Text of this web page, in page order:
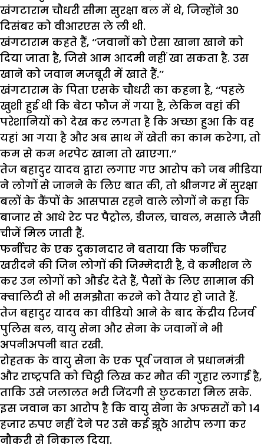
खंगटाराम चौधरी सीमा सुरक्षा बल में थे, जिन्होंने 30
दिसंबर को वीआरएस ले ली थी.
खंगटाराम कहते हैं, ‘‘जवानों को ऐसा खाना खाने को
दिया जाता है, जिसे आम आदमी नहीं खा सकता है. उस
खाने को जवान मजबूरी में खाते हैं.’’
खंगटाराम के पिता एसके चौधरी का कहना है, ‘‘पहले
खुशी हुई थी कि बेटा फौज में गया है, लेकिन वहां की
परेशानियों को देख कर लगता है कि अच्छा हुआ कि वह
यहां आ गया है और अब साथ में खेती का काम करेगा, तो
कम से कम भरपेट खाना तो खाएगा.’’
तेज बहादुर यादव द्वारा लगाए गए आरोप को जब मीडिया
ने लोगों से जानने के लिए बात की, तो श्रीनगर में सुरक्षा
बलों के कैंपों के आसपास रहने वाले लोगों ने कहा कि
बाजार से आधे रेट पर पैट्रोल, डीजल, चावल, मसाले जैसी
चीजें मिल जाती हैं.
फर्नीचर के एक दुकानदार ने बताया कि फर्नीचर
खरीदने की जिन लोगों की जिम्मेदारी है, वे कमीशन ले
कर उन लोगों को और्डर देते हैं, पैसों के लिए सामान की
क्वालिटी से भी समझौता करने को तैयार हो जाते हैं.
तेज बहादुर यादव का वीडियो आने के बाद केंद्रीय रिजर्व
पुलिस बल, वायु सेना और सेना के जवानों ने भी
अपनीअपनी बात रखी.
रोहतक के वायु सेना के एक पूर्व जवान ने प्रधानमंत्री
और राष्ट्रपति को चिट्ठी लिख कर मौत की गुहार लगाई है,
ताकि उसे जलालत भरी जिंदगी से छुटकारा मिल सके.
इस जवान का आरोप है कि वायु सेना के अफसरों को 14
हजार रुपए नहीं देने पर उसे कई झूठे आरोप लगा कर
नौकरी से निकाल दिया.